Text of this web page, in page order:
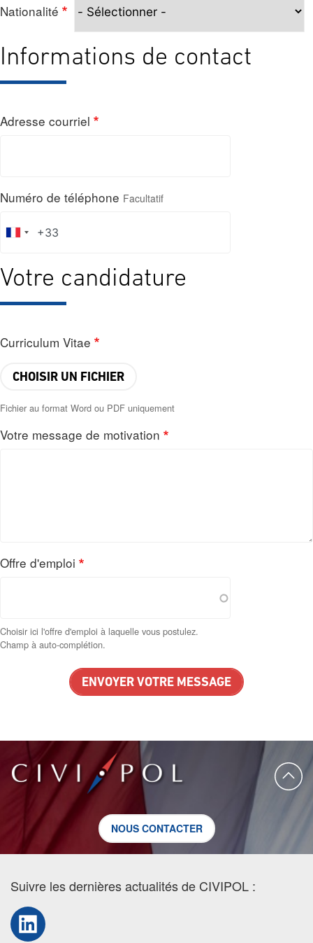
Nationalité
Informations de contact
Adresse courriel
Numéro de téléphone Facultatif
Votre candidature
Curriculum Vitae
CHOISIR UN FICHIER
Fichier au format Word ou PDF uniquement
Fichier
Votre message de motivation
Offre d'emploi
Choisir ici l'offre d'emploi à laquelle vous postulez.
Champ à auto-complétion.
NOUS CONTACTER
Suivre les dernières actualités de CIVIPOL :
LinkedIn